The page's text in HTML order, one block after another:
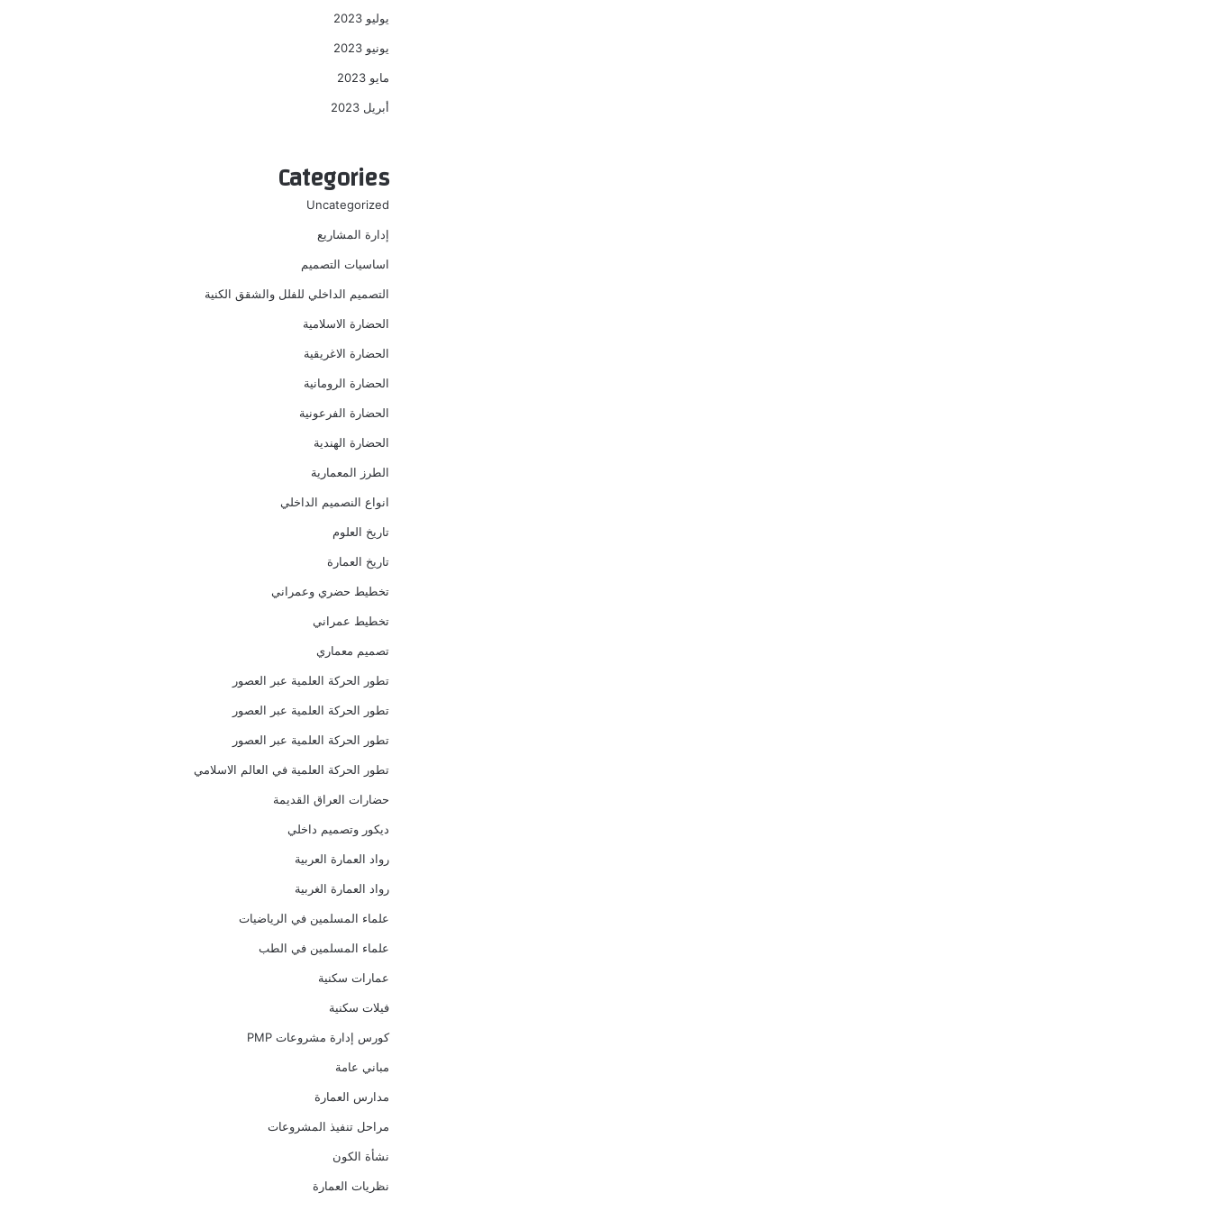
يوليو 2023
يونيو 2023
مايو 2023
أبريل 2023
Categories
Uncategorized
إدارة المشاريع
اساسيات التصميم
التصميم الداخلي للفلل والشقق الكنية
الحضارة الاسلامية
الحضارة الاغريقية
الحضارة الرومانية
الحضارة الفرعونية
الحضارة الهندية
الطرز المعمارية
انواع النصميم الداخلي
تاريخ العلوم
تاريخ العمارة
تخطيط حضري وعمراني
تخطيط عمراني
تصميم معماري
تطور الحركة العلمية عبر العصور
تطور الحركة العلمية عبر العصور
تطور الحركة العلمية عبر العصور
تطور الحركة العلمية في العالم الاسلامي
حضارات العراق القديمة
ديكور وتصميم داخلي
رواد العمارة العربية
رواد العمارة الغربية
علماء المسلمين في الرياضيات
علماء المسلمين في الطب
عمارات سكنية
فيلات سكنية
كورس إدارة مشروعات PMP
مباني عامة
مدارس العمارة
مراحل تنفيذ المشروعات
نشأة الكون
نظريات العمارة